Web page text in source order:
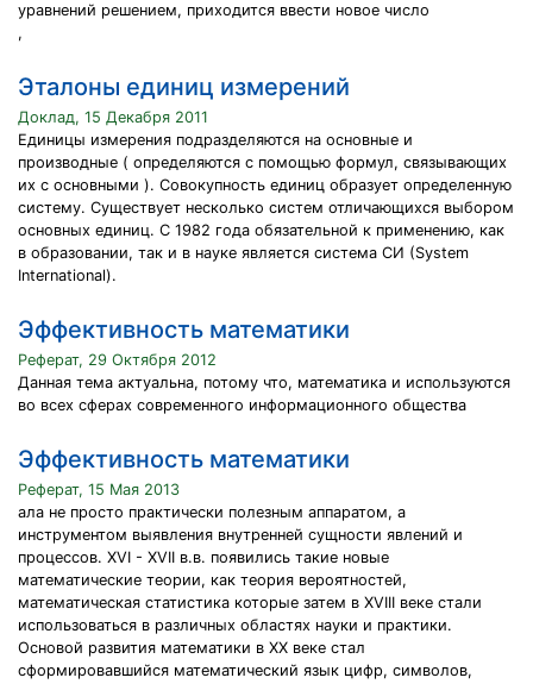
уравнений решением, приходится ввести новое число
,
Эталоны единиц измерений
Доклад, 15 Декабря 2011
Единицы измерения подразделяются на основные и
производные ( определяются с помощью формул, связывающих
их с основными ). Совокупность единиц образует определенную
систему. Существует несколько систем отличающихся выбором
основных единиц. С 1982 года обязательной к применению, как
в образовании, так и в науке является система СИ (System
International).
Эффективность математики
Реферат, 29 Октября 2012
Данная тема актуальна, потому что, математика и используются
во всех сферах современного информационного общества
Эффективность математики
Реферат, 15 Мая 2013
ала не просто практически полезным аппаратом, а
инструментом выявления внутренней сущности явлений и
процессов. XVI - XVII в.в. появились такие новые
математические теории, как теория вероятностей,
математическая статистика которые затем в XVIII веке стали
использоваться в различных областях науки и практики.
Основой развития математики в XX веке стал
сформировавшийся математический язык цифр, символов,